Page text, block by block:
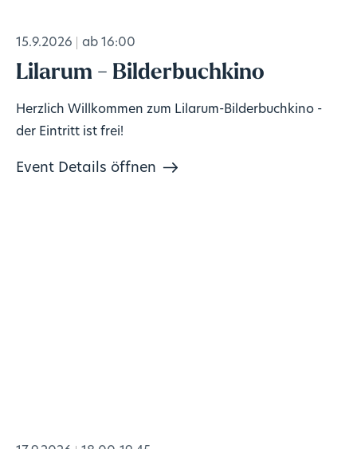
15.9.2026 ab 16:00
Lilarum - Bilderbuchkino
Herzlich Willkommen zum Lilarum-Bilderbuchkino -
der Eintritt ist frei!
Event Details öffnen